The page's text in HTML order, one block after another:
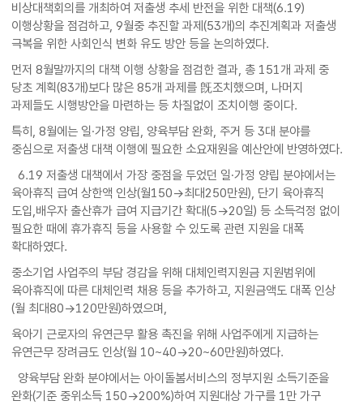
비상대책회의를 개최하여 저출생 추세 반전을 위한 대책(6.19)
이행상황을 점검하고, 9월중 추진할 과제(53개)의 추진계획과 저출생
극복을 위한 사회인식 변화 유도 방안 등을 논의하였다.
먼저 8월말까지의 대책 이행 상황을 점검한 결과, 총 151개 과제 중
당초 계획(83개)보다 많은 85개 과제를 旣조치했으며, 나머지
과제들도 시행방안을 마련하는 등 차질없이 조치이행 중이다.
특히, 8월에는 일·가정 양립, 양육부담 완화, 주거 등 3대 분야를
중심으로 저출생 대책 이행에 필요한 소요재원을 예산안에 반영하였다.
6.19 저출생 대책에서 가장 중점을 두었던 일·가정 양립 분야에서는
육아휴직 급여 상한액 인상(월150→최대250만원), 단기 육아휴직
도입,배우자 출산휴가 급여 지급기간 확대(5→20일) 등 소득걱정 없이
필요한 때에 휴가휴직 등을 사용할 수 있도록 관련 지원을 대폭
확대하였다.
중소기업 사업주의 부담 경감을 위해 대체인력지원금 지원범위에
육아휴직에 따른 대체인력 채용 등을 추가하고, 지원금액도 대폭 인상
(월 최대80→120만원)하였으며,
육아기 근로자의 유연근무 활용 촉진을 위해 사업주에게 지급하는
유연근무 장려금도 인상(월 10~40→20~60만원)하였다.
양육부담 완화 분야에서는 아이돌봄서비스의 정부지원 소득기준을
완화(기준 중위소득 150→200%)하여 지원대상 가구를 1만 가구